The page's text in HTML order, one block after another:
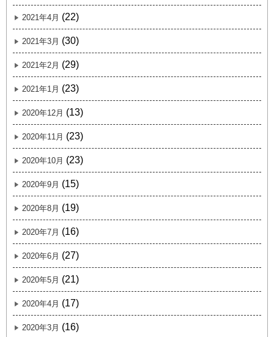
2021年4月 (22)
2021年3月 (30)
2021年2月 (29)
2021年1月 (23)
2020年12月 (13)
2020年11月 (23)
2020年10月 (23)
2020年9月 (15)
2020年8月 (19)
2020年7月 (16)
2020年6月 (27)
2020年5月 (21)
2020年4月 (17)
2020年3月 (16)